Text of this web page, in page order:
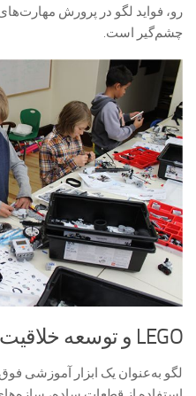
رو، فواید لگو در پرورش
چشم‌گیر است.
LEGO و توسعه خلاقیت کودکان
لگو به‌عنوان یک ابزار آموزشی